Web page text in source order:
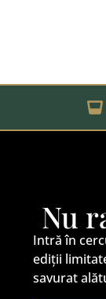
Nu
Intră în
ediții
savurat